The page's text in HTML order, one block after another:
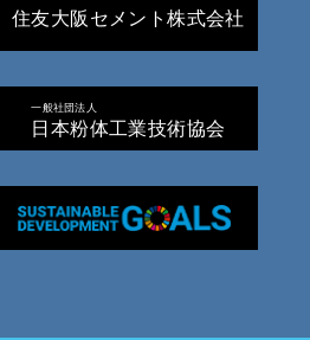
住友大阪セメント株式会社
一般社団法人
日本粉体工業技術協会